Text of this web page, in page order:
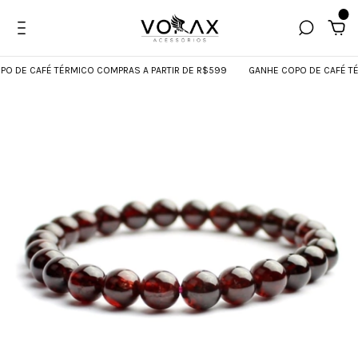
CAFÉ TÉRMICO COMPRAS A PARTIR DE R$599 GANHE COPO DE CAFÉ